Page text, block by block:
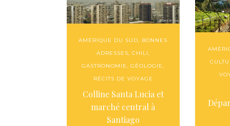
AMÉRIQUE DU SUD, BONNES
ADRESSES, CHILI,
GASTRONOMIE,GÉOLOGIE,
RÉCITS DE VOYAGE
Colline Santa Lucia et
marché central à
Santiago